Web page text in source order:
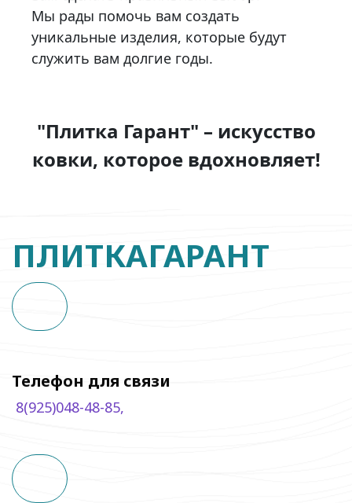
Мы рады помочь вам создать
уникальные изделия, которые будут
служить вам долгие годы.
"Плитка Гарант" – искусство
ковки, которое вдохновляет!
ПЛИТКАГАРАНТ
Телефон для связи
8(925)048-48-85,